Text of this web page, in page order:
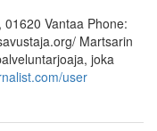
Vantaa Phone:
Martsarin
joka
user